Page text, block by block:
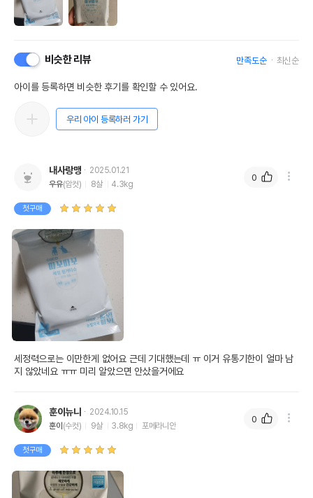
비슷한 리뷰 만족도순 최신순
아이를 등록하면 비슷한 후기를 확인할 수 있어요.
우리 아이 등록하러 가기
내사랑맹
2025.01.21
우유(암컷) 8살 4.3kg
첫구매
세정력으로는 이만한게 없어요 근데 기대했는데 ㅠ 이거 유통기한이 얼마 남
지 않았네요 ㅠㅠ 미리 알았으면 안샀을거에요
0
훈이뉴냐
2024.10.15
훈이 (수컷) 9살 3.8kg 포메라니안
첫구매
0